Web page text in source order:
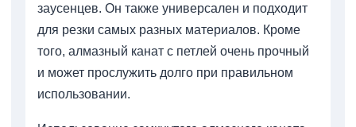
заусенцев. Он также универсален и подходит
для резки самых разных материалов. Кроме
того, алмазный канат с петлей очень прочный
и может прослужить долго при правильном
использовании.